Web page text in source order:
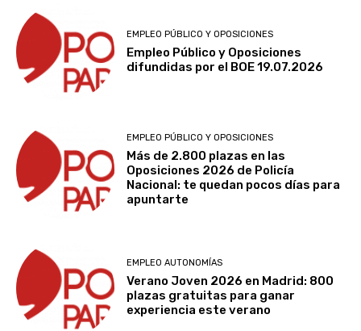
EMPLEO PÚBLICO Y OPOSICIONES
Empleo Público y Oposiciones
difundidas por el BOE 19.07.2026
EMPLEO PÚBLICO Y OPOSICIONES
Más de 2.800 plazas en las
Oposiciones 2026 de Policía
Nacional: te quedan pocos días para
apuntarte
EMPLEO AUTONOMÍAS
Verano Joven 2026 en Madrid: 800
plazas gratuitas para ganar
experiencia este verano